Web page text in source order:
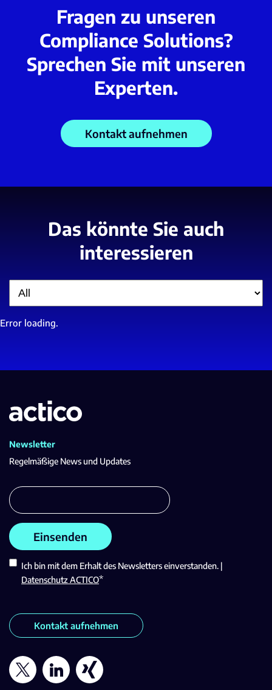
Fragen zu unseren
Compliance Solutions?
Sprechen Sie mit unseren
Experten.
Kontakt aufnehmen
Das könnte Sie auch
interessieren
Filter
Error loading.
Newsletter
Regelmäßige News und Updates
Ich bin mit dem Erhalt des Newsletters einverstanden. |
Datenschutz ACTICO*
Kontakt aufnehmen